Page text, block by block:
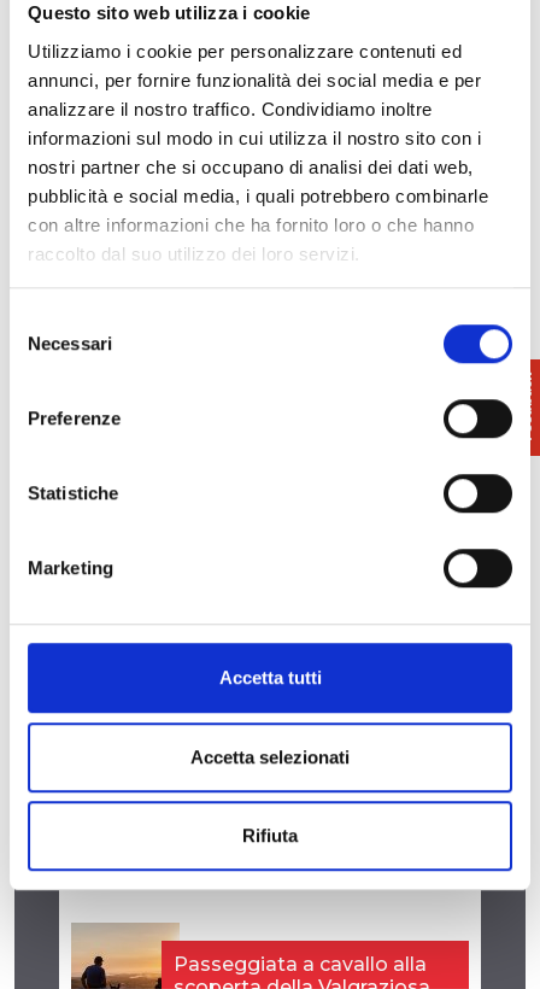
Questo sito web utilizza i cookie
Utilizziamo i cookie per personalizzare contenuti ed
annunci, per fornire funzionalità dei social media e per
analizzare il nostro traffico. Condividiamo inoltre
informazioni sul modo in cui utilizza il nostro sito con i
nostri partner che si occupano di analisi dei dati web,
pubblicità e social media, i quali potrebbero combinarle
con altre informazioni che ha fornito loro o che hanno
raccolto dal suo utilizzo dei loro servizi.
delNecessari
Preferenze
Statistiche
Marketing
Accetta tutti
Accetta selezionati
Rifiuta
Opening time
26/4 -30/9: Sat and Sun, only guided tour at 16-
17-18.
Tickets: € 3.00 adults, € 2.00 under 14
Combined ticket /strong> Casa Bicocchi and
Rocca Sillana €5,00